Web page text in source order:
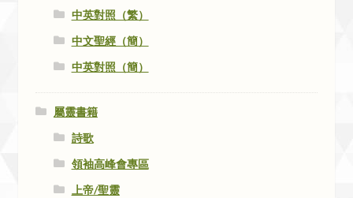
中英對照（繁）
中文聖經（簡）
中英對照（簡）
屬靈書籍
詩歌
領袖高峰會專區
上帝/聖靈